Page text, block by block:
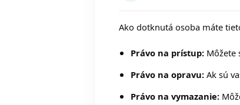
Ako dotknutá osoba máte
Právo na prístup: Môžete
Právo na opravu: Ak sú
Právo na vymazanie: